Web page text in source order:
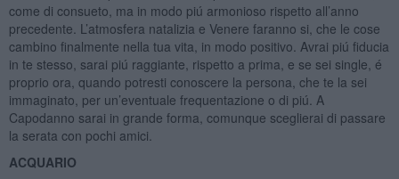
come di consueto, ma in modo piú armonioso rispetto all’anno
precedente. L’atmosfera natalizia e Venere faranno si, che le cose
cambino finalmente nella tua vita, in modo positivo. Avrai piú fiducia
in te stesso, sarai piú raggiante, rispetto a prima, e se sei single, é
proprio ora, quando potresti conoscere la persona, che te la sei
immaginato, per un’eventuale frequentazione o di piú. A
Capodanno sarai in grande forma, comunque sceglierai di passare
la serata con pochi amici.
ACQUARIO